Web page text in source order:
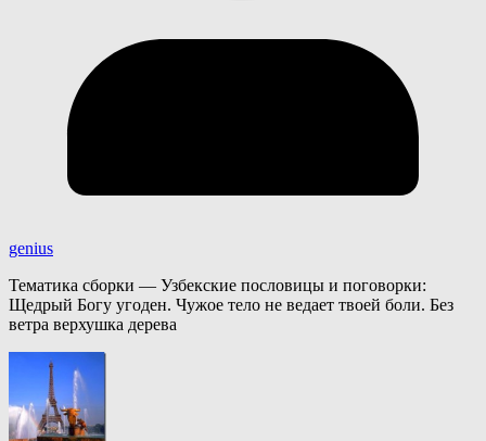
genius
Тематика сборки — Узбекские пословицы и поговорки:
Щедрый Богу угоден. Чужое тело не ведает твоей боли. Без
ветра верхушка дерева